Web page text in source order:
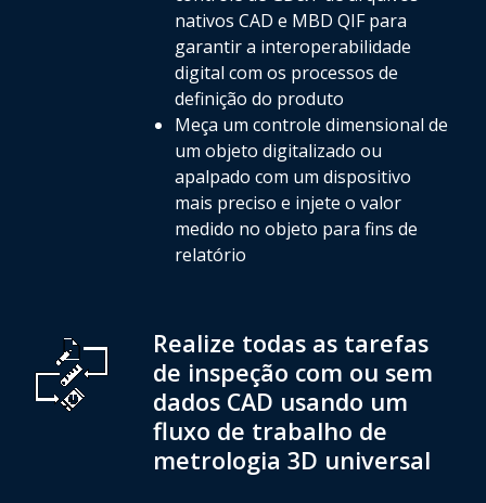
nativos CAD e MBD QIF para
garantir a interoperabilidade
digital com os processos de
definição do produto
Meça um controle dimensional de
um objeto digitalizado ou
apalpado com um dispositivo
mais preciso e injete o valor
medido no objeto para fins de
relatório
Realize todas as tarefas
de inspeção com ou sem
dados CAD usando um
fluxo de trabalho de
metrologia 3D universal